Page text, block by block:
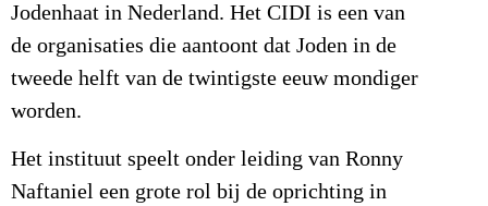
Jodenhaat in Nederland. Het CIDI is een van
de organisaties die aantoont dat Joden in de
tweede helft van de twintigste eeuw mondiger
worden.
Het instituut speelt onder leiding van Ronny
Naftaniel een grote rol bij de oprichting in